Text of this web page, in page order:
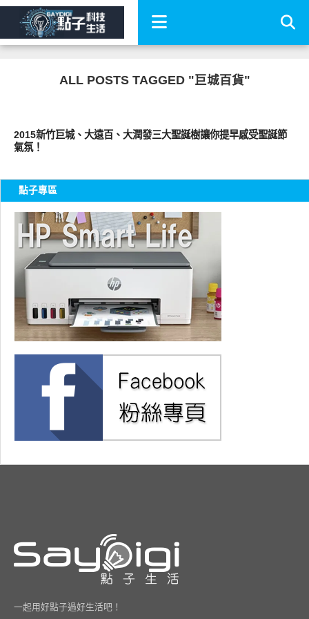
ALL POSTS TAGGED "巨城百貨"
2015新竹巨城、大遠百、大潤發三大聖誕樹讓你提早感受聖誕節
氣氛！
點子專區
一起用好點子過好生活吧！